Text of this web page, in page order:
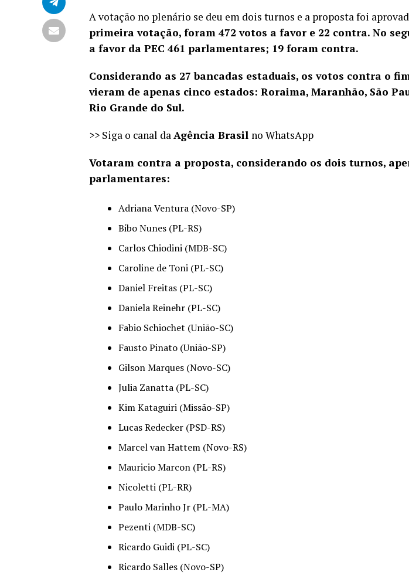
A votação no plenário se deu em dois turnos e a proposta foi
primeira votação, foram 472 votos a favor e 22 contra. No
a favor da PEC 461 parlamentares; 19 foram contra.
Considerando as 27 bancadas estaduais, os votos contra o
vieram de apenas cinco estados: Roraima, Maranhão, São
Rio Grande do Sul.
>> Siga o canal daAgência Brasil no WhatsApp
Votaram contra a proposta, considerando os dois turnos,
parlamentares:
Adriana Ventura (Novo-SP)
Bibo Nunes (PL-RS)
Carlos Chiodini (MDB-SC)
Caroline de Toni (PL-SC)
Daniel Freitas (PL-SC)
Daniela Reinehr (PL-SC)
Fabio Schiochet (União-SC)
Fausto Pinato (União-SP)
Gilson Marques (Novo-SC)
Julia Zanatta (PL-SC)
Kim Kataguiri (Missão-SP)
Lucas Redecker (PSD-RS)
Marcel van Hattem (Novo-RS)
Mauricio Marcon (PL-RS)
Nicoletti (PL-RR)
Paulo Marinho Jr (PL-MA)
Pezenti (MDB-SC)
Ricardo Guidi (PL-SC)
Ricardo Salles (Novo-SP)